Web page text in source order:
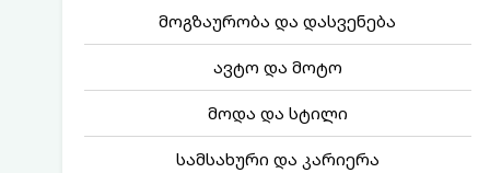
მოგზაურობა და დასვენება
ავტო და მოტო
მოდა და სტილი
სამსახური და კარიერა